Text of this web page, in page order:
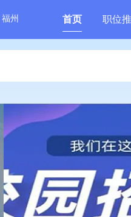
福州 首页 职位